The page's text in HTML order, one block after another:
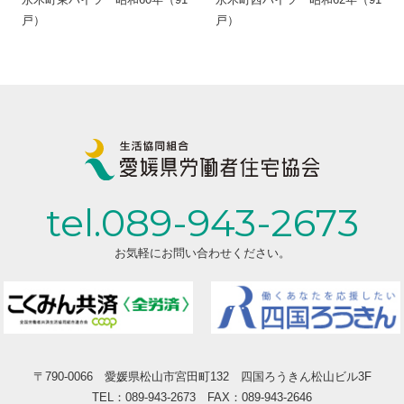
戸）
戸）
tel.089-943-2673
お気軽にお問い合わせください。
〒790-0066 愛媛県松山市宮田町132 四国ろうきん松山ビル3F
TEL：089-943-2673 FAX：089-943-2646